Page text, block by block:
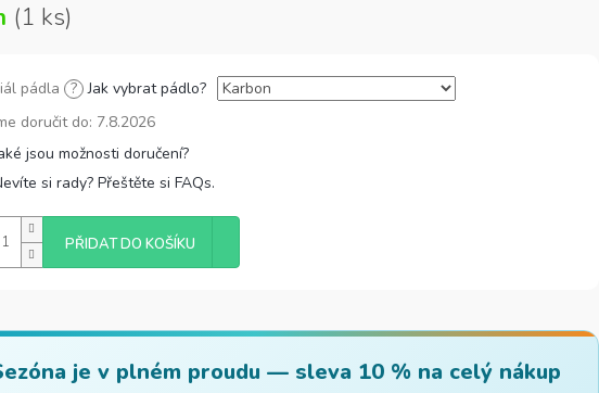
(1 ks)
pádla ? Jak vybrat pádlo?
doručit do: 7.8.2026
si rady? Přeštěte si FAQs.
PŘIDAT DO KOŠÍKU
je v plném proudu — sleva 10 % na celý nákup